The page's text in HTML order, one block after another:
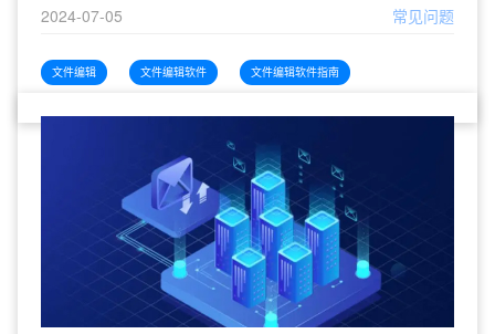
2024-07-05 常见问题
文件编辑 文件编辑软件 文件编辑软件指南